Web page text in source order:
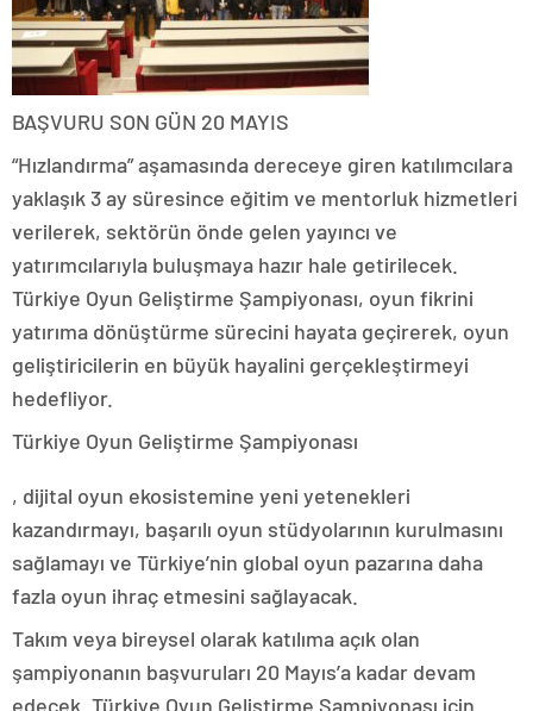
BAŞVURU SON GÜN 20 MAYIS
“Hızlandırma” aşamasında dereceye giren katılımcılara
yaklaşık 3 ay süresince eğitim ve mentorluk hizmetleri
verilerek, sektörün önde gelen yayıncı ve
yatırımcılarıyla buluşmaya hazır hale getirilecek.
Türkiye Oyun Geliştirme Şampiyonası, oyun fikrini
yatırıma dönüştürme sürecini hayata geçirerek, oyun
geliştiricilerin en büyük hayalini gerçekleştirmeyi
hedefliyor.
Türkiye Oyun Geliştirme Şampiyonası
kamagra
100mg
, dijital oyun ekosistemine yeni yetenekleri
kazandırmayı, başarılı oyun stüdyolarının kurulmasını
sağlamayı ve Türkiye’nin global oyun pazarına daha
fazla oyun ihraç etmesini sağlayacak.
Takım veya bireysel olarak katılıma açık olan
şampiyonanın başvuruları 20 Mayıs’a kadar devam
edecek. Türkiye Oyun Geliştirme Şampiyonası için